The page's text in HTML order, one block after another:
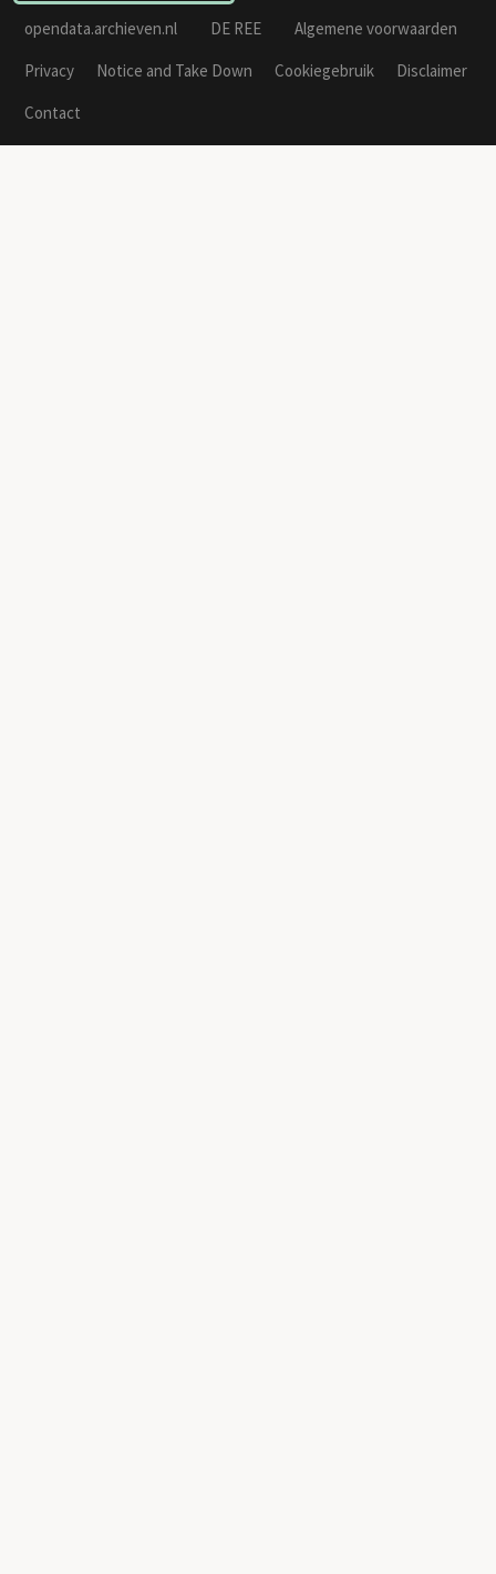
opendata.archieven.nl DE REE
Algemene voorwaarden
Privacy
Notice and Take Down Cookiegebruik
Disclaimer
Contact